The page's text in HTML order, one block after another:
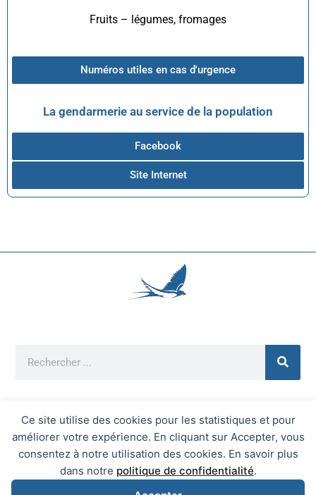
Ce site utilise des cookies pour les statistiques et pour
améliorer votre expérience. En cliquant sur Accepter, vous
consentez à notre utilisation des cookies. En savoir plus
dans notre politique de confidentialité.
Fruits – légumes, fromages
Numéros utiles en cas d'urgence
La gendarmerie au service de la population
Facebook
Site Internet
Mentions Légales
Mairie d'Écrainville © 2026 Tous Droits Réservés